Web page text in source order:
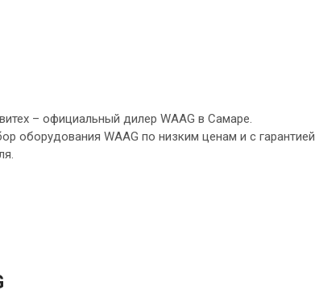
– официальный дилер WAAG в Самаре.
оборудования WAAG по низким ценам и с гарантией